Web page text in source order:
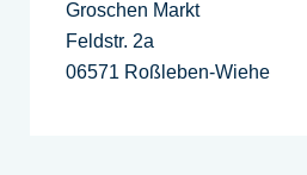
Groschen Markt
Feldstr. 2a
06571 Roßleben-Wiehe